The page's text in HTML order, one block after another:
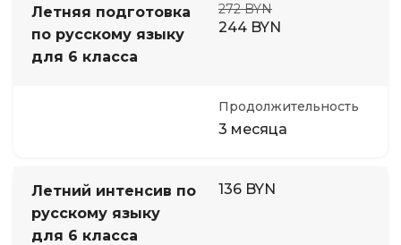
Летняя подготовка
по русскому языку
для 6 класса
272 BYN
244 BYN
Продолжительность
3 месяца
Летний интенсив по
русскому языку
для 6 класса
136 BYN